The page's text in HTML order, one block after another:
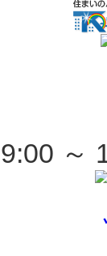
～